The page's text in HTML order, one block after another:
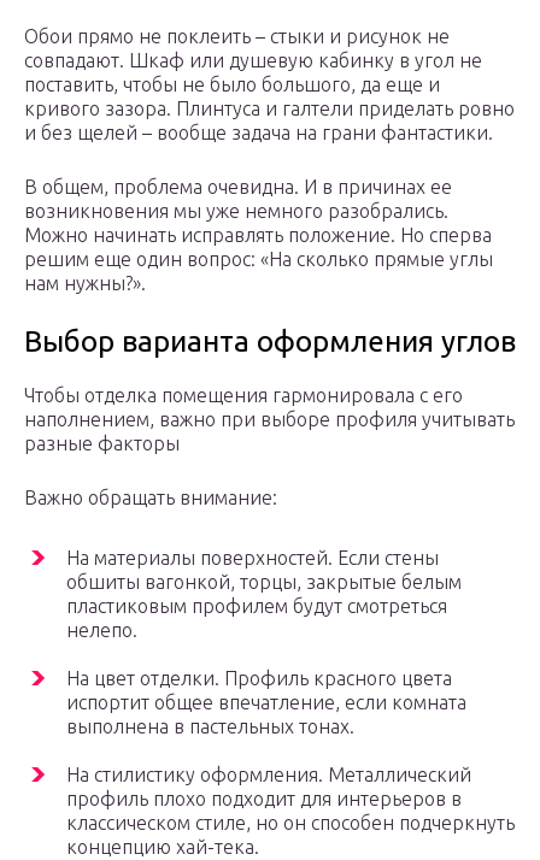
Обои прямо не поклеить – стыки и рисунок не
совпадают. Шкаф или душевую кабинку в угол не
поставить, чтобы не было большого, да еще и
кривого зазора. Плинтуса и галтели приделать ровно
и без щелей – вообще задача на грани фантастики.
В общем, проблема очевидна. И в причинах ее
возникновения мы уже немного разобрались.
Можно начинать исправлять положение. Но сперва
решим еще один вопрос: «На сколько прямые углы
нам нужны?».
Выбор варианта оформления углов
Чтобы отделка помещения гармонировала с его
наполнением, важно при выборе профиля учитывать
разные факторы
Важно обращать внимание:
На материалы поверхностей. Если стены
обшиты вагонкой, торцы, закрытые белым
пластиковым профилем будут смотреться
нелепо.
На цвет отделки. Профиль красного цвета
испортит общее впечатление, если комната
выполнена в пастельных тонах.
На стилистику оформления. Металлический
профиль плохо подходит для интерьеров в
классическом стиле, но он способен подчеркнуть
концепцию хай-тека.